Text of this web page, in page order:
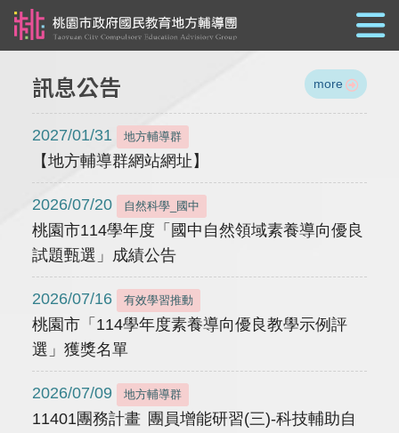
訊息公告 more
2027/01/31 地方輔導群
【地方輔導群網站網址】
2026/07/20 自然科學_國中
桃園市114學年度「國中自然領域素養導向優良
試題甄選」成績公告
2026/07/16 有效學習推動
桃園市「114學年度素養導向優良教學示例評
選」獲獎名單
2026/07/09 地方輔導群
11401團務計畫 團員增能研習(三)-科技輔助自